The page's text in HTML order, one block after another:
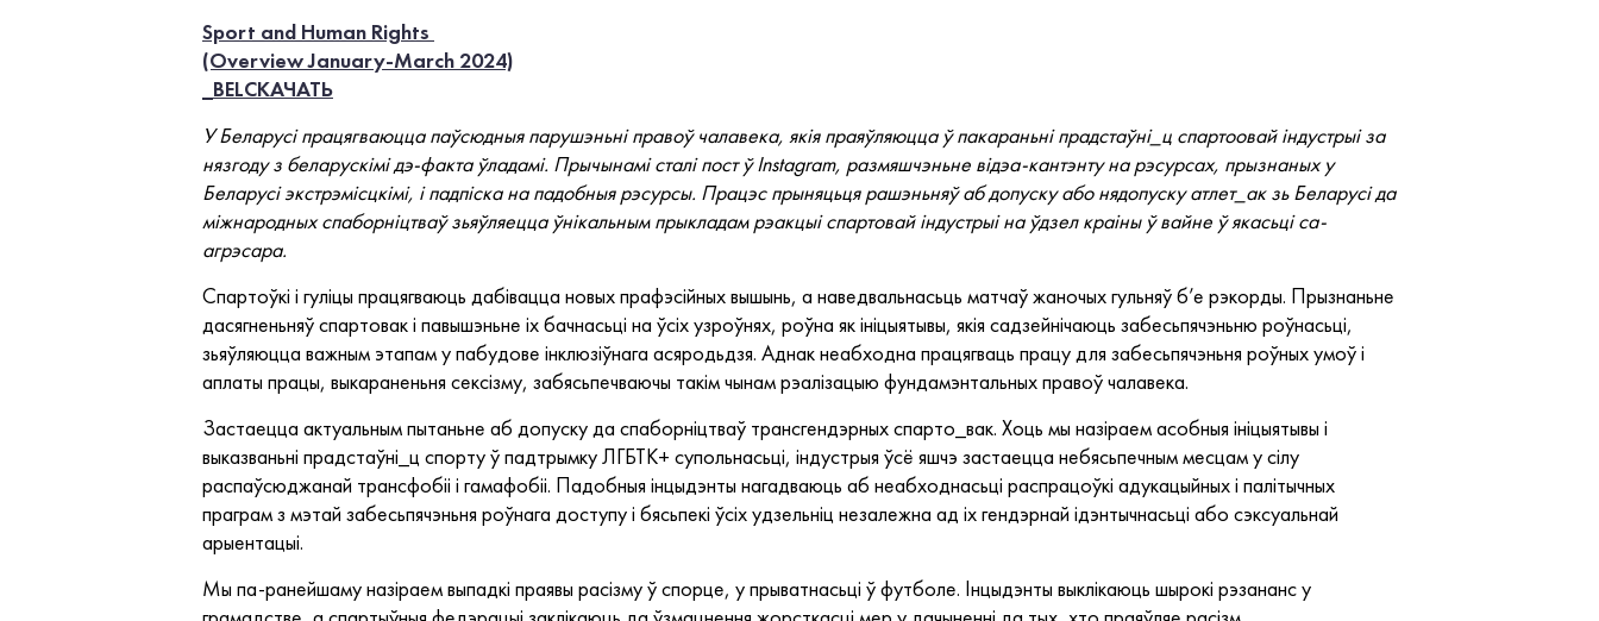
Sport and Human Rights
(Overview January-March 2024)
_BELСКАЧАТЬ
У Беларусі працягваюцца паўсюдныя парушэньні правоў чалавека, якія праяўляюцца ў пакараньні прадстаўні_ц спартоовай індустрыі за
нязгоду з беларускімі дэ-факта ўладамі. Прычынамі сталі пост ў Instagram, размяшчэньне відэа-кантэнту на рэсурсах, прызнаных у
Беларусі экстрэмісцкімі, і падпіска на падобныя рэсурсы. Працэс прыняцьця рашэньняў аб допуску або нядопуску атлет_ак зь Беларусі да
міжнародных спаборніцтваў зьяўляецца ўнікальным прыкладам рэакцыі спартовай індустрыі на ўдзел краіны ў вайне ў якасьці са-
агрэсара.
Спартоўкі і гуліцы працягваюць дабівацца новых прафэсійных вышынь, а наведвальнасьць матчаў жаночых гульняў б’е рэкорды. Прызнаньне
дасягненьняў спартовак і павышэньне іх бачнасьці на ўсіх узроўнях, роўна як ініцыятывы, якія садзейнічаюць забесьпячэньню роўнасьці,
зьяўляюцца важным этапам у пабудове інклюзіўнага асяродьдзя. Аднак неабходна працягваць працу для забесьпячэньня роўных умоў і
аплаты працы, выкараненьня сексізму, забясьпечваючы такім чынам рэалізацыю фундамэнтальных правоў чалавека.
Застаецца актуальным пытаньне аб допуску да спаборніцтваў трансгендэрных спарто_вак. Хоць мы назіраем асобныя ініцыятывы і
выказваньні прадстаўні_ц спорту ў падтрымку ЛГБТК+ супольнасьці, індустрыя ўсё яшчэ застаецца небясьпечным месцам у сілу
распаўсюджанай трансфобіі і гамафобіі. Падобныя інцыдэнты нагадваюць аб неабходнасьці распрацоўкі адукацыйных і палітычных
праграм з мэтай забесьпячэньня роўнага доступу і бясьпекі ўсіх удзельніц незалежна ад іх гендэрнай ідэнтычнасьці або сэксуальнай
арыентацыі.
Мы па-ранейшаму назіраем выпадкі праявы расізму ў спорце, у прыватнасьці ў футболе. Інцыдэнты выклікаюць шырокі рэзананс у